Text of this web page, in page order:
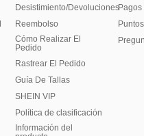
Desistimiento/Devoluciones
Reembolso
Cómo Realizar El
Pedido
Rastrear El Pedido
Guía De Tallas
SHEIN VIP
Política de clasificación
​Información del
Pagos
Puntos